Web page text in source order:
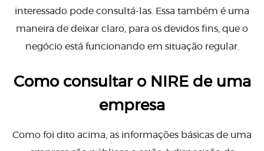
interessado pode consultá-las. Essa também é uma
maneira de deixar claro, para os devidos fins, que o
negócio está funcionando em situação regular.
Como consultar o NIRE de uma
empresa
Como foi dito acima, as informações básicas de uma